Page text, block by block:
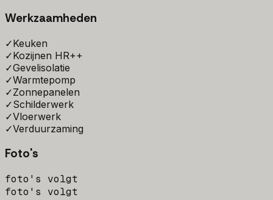
Werkzaamheden
✓Keuken
✓Kozijnen HR++
✓Gevelisolatie
✓Warmtepomp
✓Zonnepanelen
✓Schilderwerk
✓Vloerwerk
✓Verduurzaming
Foto's
foto's volgt
foto's volgt